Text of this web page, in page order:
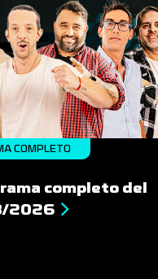
COMPLETO
completo del
2026